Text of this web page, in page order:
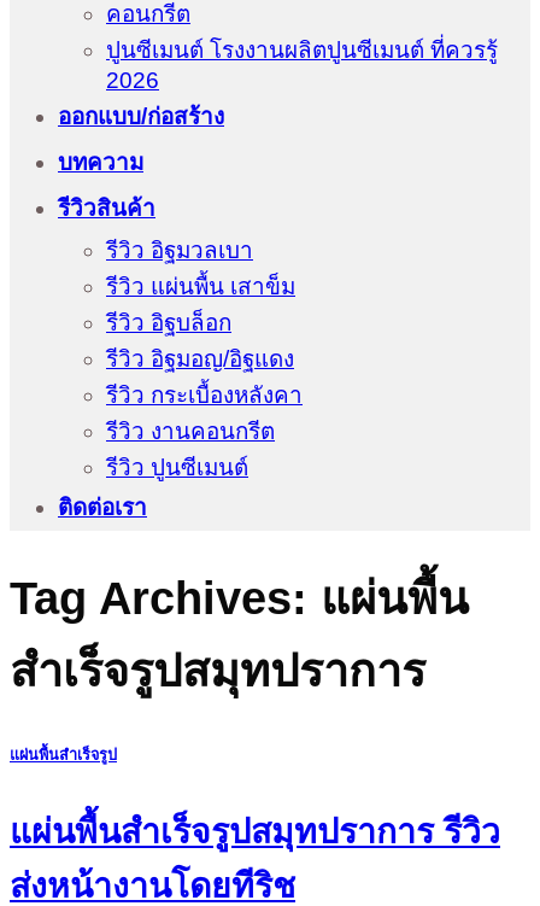
คอนกรีต
ปูนซีเมนต์ โรงงานผลิตปูนซีเมนต์ ที่ควรรู้
2026
ออกแบบ/ก่อสร้าง
บทความ
รีวิวสินค้า
รีวิว อิฐมวลเบา
รีวิว แผ่นพื้น เสาข็ม
รีวิว อิฐบล็อก
รีวิว อิฐมอญ/อิฐแดง
รีวิว กระเบื้องหลังคา
รีวิว งานคอนกรีต
รีวิว ปูนซีเมนต์
ติดต่อเรา
Tag Archives: แผ่นพื้น
สำเร็จรูปสมุทปราการ
แผ่นพื้นสำเร็จรูป
แผ่นพื้นสำเร็จรูปสมุทปราการ รีวิว
ส่งหน้างานโดยทีริช